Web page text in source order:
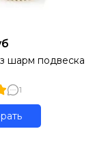
шарм подвеска
1